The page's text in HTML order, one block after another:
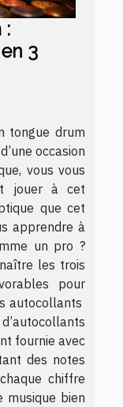
:
3
tongue drum
occasion
vous vous
jouer à cet
que cet
apprendre à
un pro ?
les trois
pour
autocollants
fournie avec
des notes
chiffre
musique bien